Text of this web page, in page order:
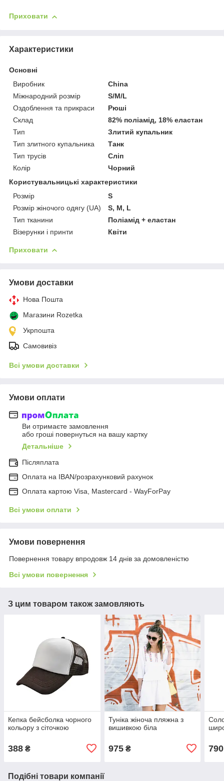
Приховати
Характеристики
Основні
Виробник
China
Міжнародний розмір
S/M/L
Оздоблення та прикраси
Рюші
Склад
82% поліамід, 18% еластан
Тип
Злитий купальник
Тип злитного купальника
Танк
Тип трусів
Сліп
Колір
Чорний
Користувальницькі характеристики
Розмір
S
Розмір жіночого одягу (UA)
S, M, L
Тип тканини
Поліамід + еластан
Візерунки і принти
Квіти
Приховати
Умови доставки
Нова Пошта
Магазини Rozetka
Укрпошта
Самовивіз
Всі умови доставки
Умови оплати
Ви отримаєте замовлення
або гроші повернуться на вашу картку
Детальніше
Післяплата
Оплата на IBAN/розрахунковий рахунок
Оплата картою Visa, Mastercard - WayForPay
Всі умови оплати
Умови повернення
Повернення товару впродовж 14 днів за домовленістю
Всі умови повернення
З цим товаром також замовляють
Кепка бейсболка чорного
кольору з сіточкою
388 ₴
Туніка жіноча пляжна з
вишивкою біла
975₴ 790
Подібні товари компанії